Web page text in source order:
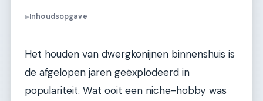
▶Inhoudsopgave
Het houden van dwergkonijnen binnenshuis is
de afgelopen jaren geëxplodeerd in
populariteit. Wat ooit een niche-hobby was